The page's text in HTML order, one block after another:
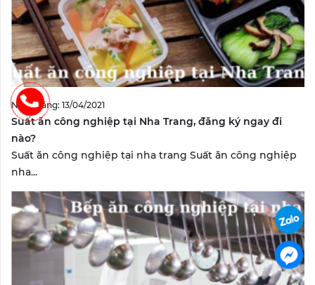
Ngày đăng: 13/04/2021
Suất ăn công nghiệp tại Nha Trang, đăng ký ngay đi
nào?
Suất ăn công nghiệp tại nha trang Suất ăn công nghiệp
nha...